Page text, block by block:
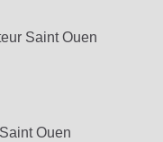
Saint Ouen
Ouen